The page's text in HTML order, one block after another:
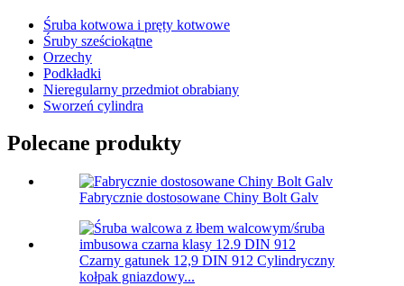
Śruba kotwowa i pręty kotwowe
Śruby sześciokątne
Orzechy
Podkładki
Nieregularny przedmiot obrabiany
Sworzeń cylindra
Polecane produkty
Fabrycznie dostosowane Chiny Bolt Galv
Czarny gatunek 12,9 DIN 912 Cylindryczny
kołpak gniazdowy...